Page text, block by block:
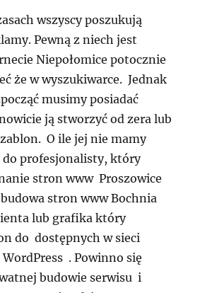
wszyscy poszukują
Pewną z niech jest
Niepołomice potocznie
że w wyszukiwarce. Jednak
musimy posiadać
ją stworzyć od zera lub
O ile jej nie mamy
do profesjonalisty, który
stron www Proszowice
stron www Bochnia
lub grafika który
do dostępnych w sieci
. Powinno się
budowie serwisu i